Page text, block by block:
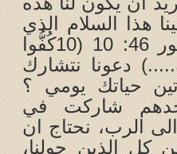
هذا السلام الذي
نحن نحتاج اليه.مزمور 46: 10 (10كُفُّوا
دعونا نتشارك
حياتك يومي ؟
شاركت في
الرب، نحتاج ان
كل الذين حولنا،